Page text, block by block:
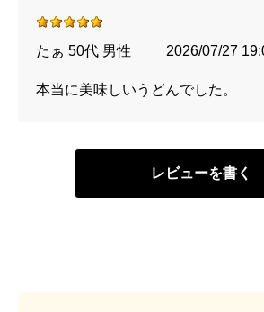
たぁ 50代 男性 2026/07/27
本当に美味しいうどんでした。
レビューを書く